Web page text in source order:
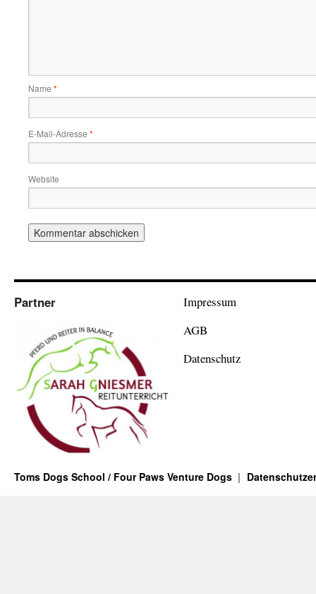
Name *
E-Mail-Adresse *
Website
Partner
Impressum
AGB
Datenschutz
Toms Dogs School / Four Paws Venture Dogs